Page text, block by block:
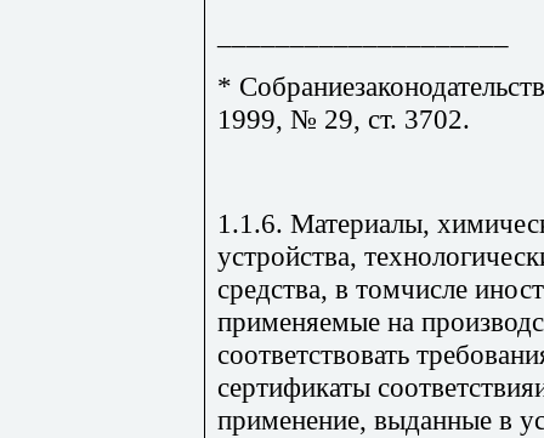
*
1999, № 29, ст. 3702.
1.1.6. Материалы,
устройства,
средства, в томчисле
применяемые на
соответствовать
сертификаты
применение, выданные в